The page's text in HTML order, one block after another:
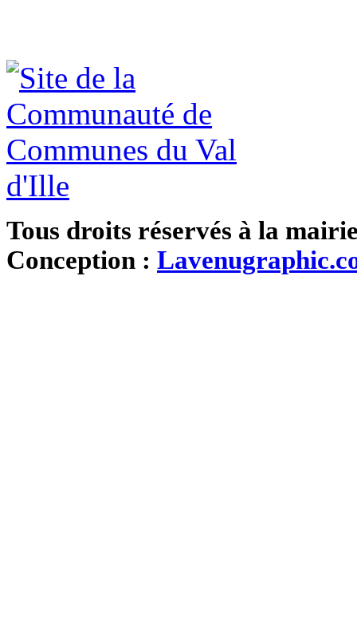
Tous droits réservés à la
Conception :